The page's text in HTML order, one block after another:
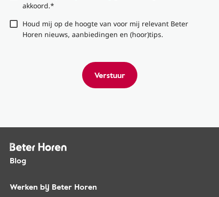
akkoord.*
Houd mij op de hoogte van voor mij relevant Beter
Horen nieuws, aanbiedingen en (hoor)tips.
Verstuur
Blog
Werken bij Beter Horen